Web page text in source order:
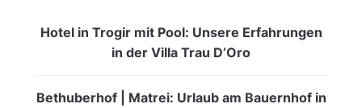
Hotel in Trogir mit Pool: Unsere Erfahrungen
in der Villa Trau D’Oro
Bethuberhof | Matrei: Urlaub am Bauernhof in